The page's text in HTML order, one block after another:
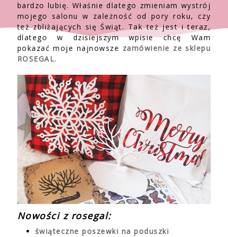
bardzo lubię. Właśnie dlatego zmieniam wystrój
mojego salonu w zależność od pory roku, czy
też zbliżających się Świąt. Tak też jest i teraz,
dlatego w dzisiejszym wpisie chcę Wam
pokazać moje najnowsze zamówienie ze sklepu
ROSEGAL.
Nowości z rosegal:
świąteczne poszewki na poduszki